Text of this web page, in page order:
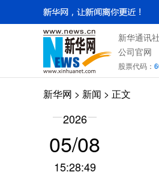
新华通讯
公司官网
股票代码：
新华网 > 新闻 > 正文
2026
05/08
15:28:49